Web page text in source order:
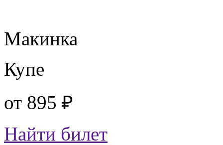
Макинка
Купе
от 895 ₽
Найти билет